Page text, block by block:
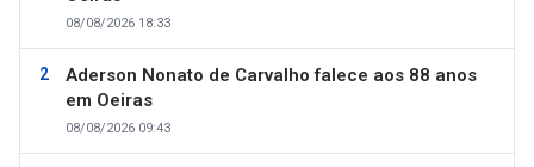
08/08/2026 18:33
Aderson Nonato de Carvalho falece aos 88 anos
em Oeiras
08/08/2026 09:43